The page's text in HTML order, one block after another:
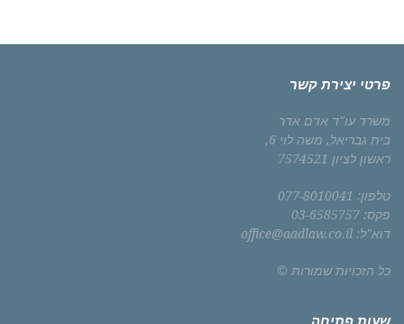
פרטי יצירת קשר
משרד עו"ד אדם אדר
בית גבריאל, משה לוי 6,
ראשון לציון 7574521
טלפון: 077-8010041
פקס: 03-6585757
דוא"ל: office@aadlaw.co.il
כל הזכויות שמורות ©